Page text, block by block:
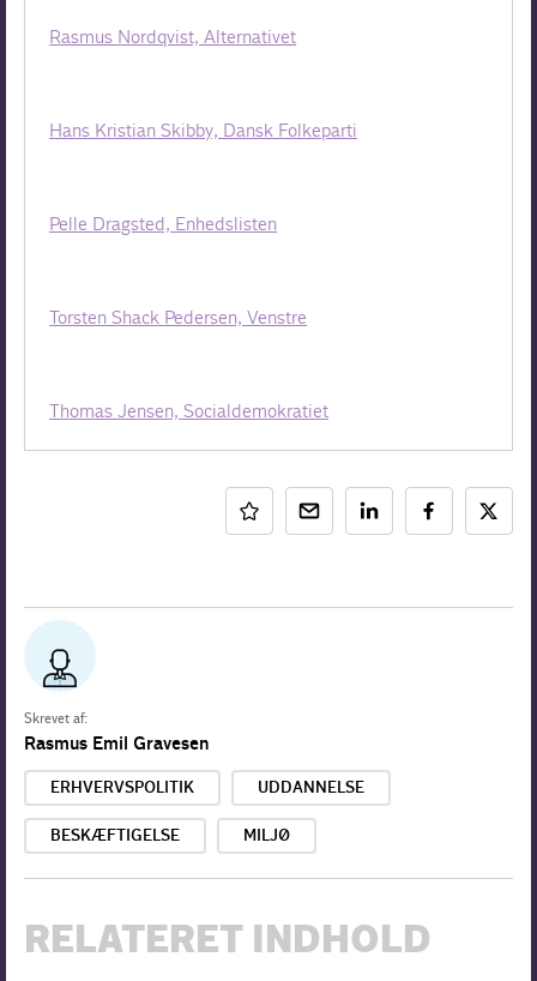
Rasmus Nordqvist, Alternativet
Hans Kristian Skibby, Dansk Folkeparti
Pelle Dragsted, Enhedslisten
Torsten Shack Pedersen, Venstre
Thomas Jensen, Socialdemokratiet
Skrevet af:
Rasmus Emil Gravesen
ERHVERVSPOLITIK UDDANNELSE
BESKÆFTIGELSE MILJØ
RELATERET INDHOLD